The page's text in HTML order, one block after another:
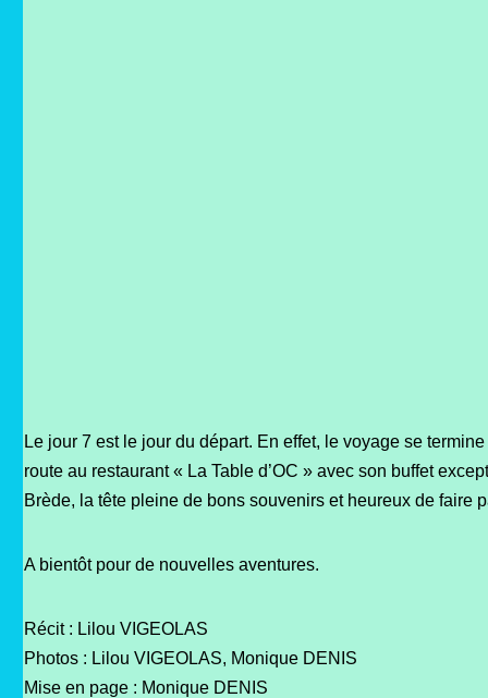
Le jour 7 est le jour du départ. En effet, le voyage se
route au restaurant « La Table d’OC » avec son buffet
Brède, la tête pleine de bons souvenirs et heureux de faire
A bientôt pour de nouvelles aventures.
Récit : Lilou VIGEOLAS
Photos : Lilou VIGEOLAS, Monique DENIS
Mise en page : Monique DENIS